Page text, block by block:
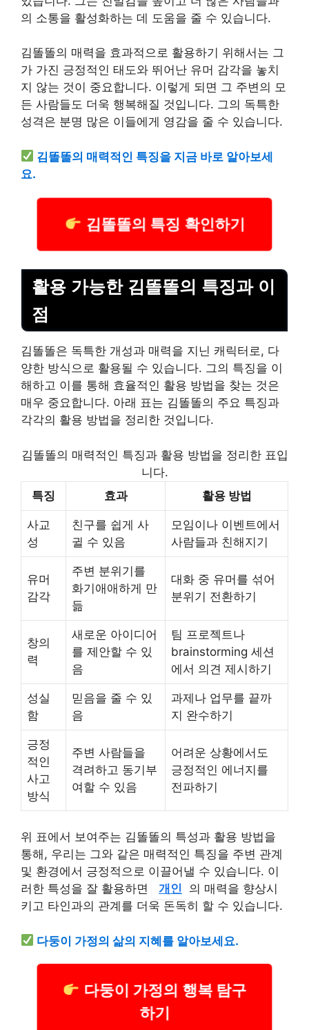
의 소통을 활성화하는 데 도움을 줄 수 있습니다.
김똘똘의 매력을 효과적으로 활용하기 위해서는 그
가 가진 긍정적인 태도와 뛰어난 유머 감각을 놓치
지 않는 것이 중요합니다. 이렇게 되면 그 주변의 모
든 사람들도 더욱 행복해질 것입니다. 그의 독특한
성격은 분명 많은 이들에게 영감을 줄 수 있습니다.
김똘똘의 매력적인 특징을 지금 바로 알아보세
요.
김똘똘의 특징 확인하기
활용 가능한 김똘똘의 특징과 이
점
김똘똘은 독특한 개성과 매력을 지닌 캐릭터로, 다
양한 방식으로 활용될 수 있습니다. 그의 특징을 이
해하고 이를 통해 효율적인 활용 방법을 찾는 것은
매우 중요합니다. 아래 표는 김똘똘의 주요 특징과
각각의 활용 방법을 정리한 것입니다.
김똘똘의 매력적인 특징과 활용 방법을 정리한 표입
니다.
특징
효과 활용 방법
사교
성
친구를 쉽게 사
귈 수 있음
모임이나 이벤트에서
사람들과 친해지기
유머
감각
주변 분위기를
화기애애하게 만
듦
대화 중 유머를 섞어
분위기 전환하기
창의
력
새로운 아이디어
를 제안할 수 있
음
팀 프로젝트나
brainstorming 세션
에서 의견 제시하기
성실
함
믿음을 줄 수 있
음
과제나 업무를 끝까
지 완수하기
긍정
적인
사고
방식
주변 사람들을
격려하고 동기부
여할 수 있음
어려운 상황에서도
긍정적인 에너지를
전파하기
위 표에서 보여주는 김똘똘의 특성과 활용 방법을
통해, 우리는 그와 같은 매력적인 특징을 주변 관계
및 환경에서 긍정적으로 이끌어낼 수 있습니다. 이
러한 특성을 잘 활용하면
개인
의 매력을 향상시
키고 타인과의 관계를 더욱 돈독히 할 수 있습니다.
다둥이 가정의 삶의 지혜를 알아보세요.
다둥이 가정의 행복 탐구
하기